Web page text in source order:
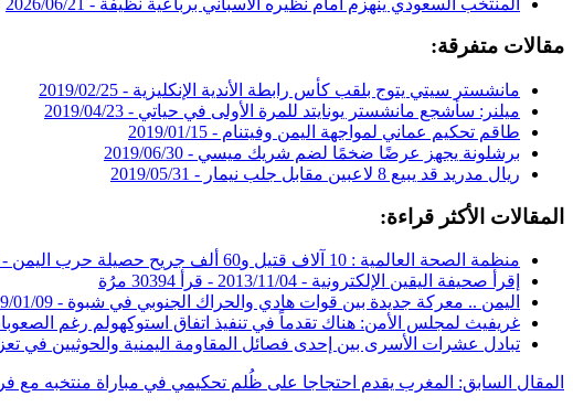
مقالات متفرقة:
مانشستر سيتي يتوج بلقب كأس رابطة الأندية الإنكليزية - 2019/02/25
ميلنر: سأشجع مانشستر يونايتد للمرة الأولى في حياتي - 2019/04/23
طاقم تحكيم عماني لمواجهة اليمن وفيتنام - 2019/01/15
برشلونة يجهز عرضًا ضخمًا لضم شريك ميسي - 2019/06/30
ريال مدريد قد يبيع 8 لاعبين مقابل جلب نيمار -
2019/05/31
المقالات الأكثر قراءة:
منظمة الصحة العالمية : 10 آلاف قتيل و60 ألف جريح حصيلة حرب اليمن -
إقرأ صحيفة اليقين الإلكترونية - 2013/11/04
- قرأ 30394 مرُة
اليمن .. معركة جديدة بين قوات هادي والحراك الجنوبي في شبوة - 01/09
غريفيث لمجلس الأمن: هناك تقدماً في تنفيذ اتفاق استوكهولم رغم
تبادل عشرات الأسرى بين إحدى فصائل المقاومة اليمنية والحوثيين في
المقال السابق: المغرب يقدم احتجاجا على ظُلم تحكيمي في مباراة منتخبه ‎مع فرنسا